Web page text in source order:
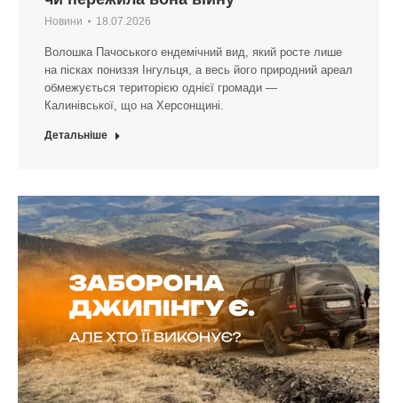
Новини 18.07.2026
Волошка Пачоського ендемічний вид, який росте лише
на пісках пониззя Інгульця, а весь його природний ареал
обмежується територією однієї громади —
Калинівської, що на Херсонщині.
Детальніше